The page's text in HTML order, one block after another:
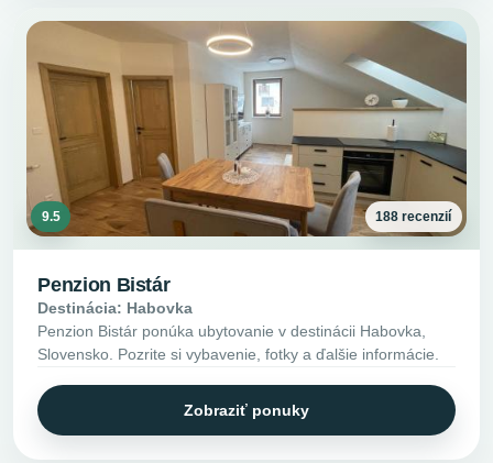
9.5 188 recenzií
Penzion Bistár
Destinácia: Habovka
Penzion Bistár ponúka ubytovanie v destinácii Habovka,
Slovensko. Pozrite si vybavenie, fotky a ďalšie informácie.
Zobraziť ponuky